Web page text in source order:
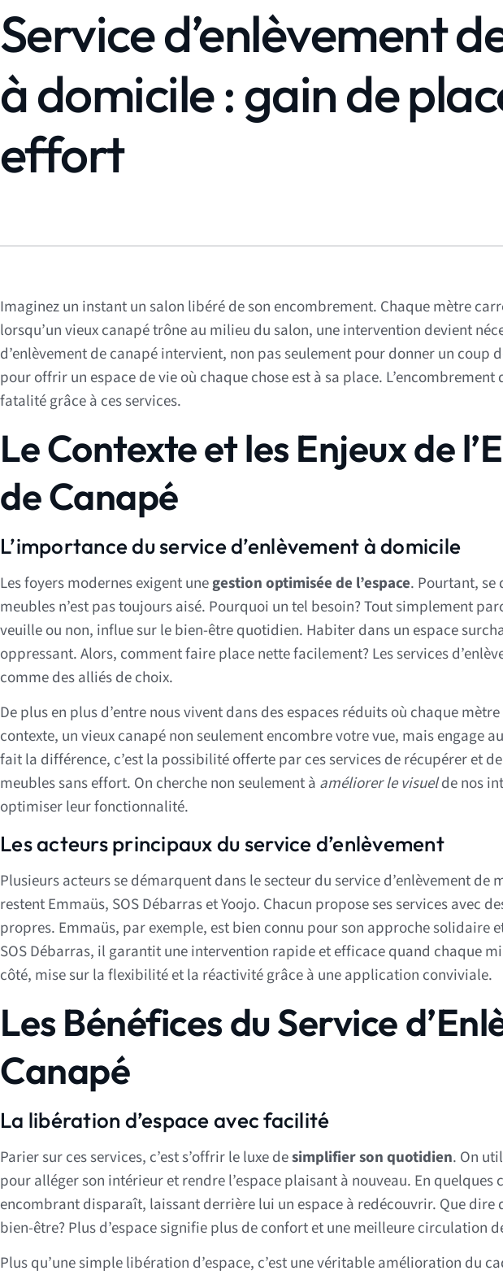
Service d’enlèvement
à domicile : gain de
effort
Imaginez un instant un salon libéré de son encombrement. Chaque mètre
lorsqu’un vieux canapé trône au milieu du salon, une intervention devient
d’enlèvement de canapé intervient, non pas seulement pour donner un coup
pour offrir un espace de vie où chaque chose est à sa place. L’encombrement
fatalité grâce à ces services.
Le Contexte et les Enjeux de
de Canapé
L’importance du service d’enlèvement à domicile
Les foyers modernes exigent une gestion optimisée de l’espace. Pourtant, se
meubles n’est pas toujours aisé. Pourquoi un tel besoin? Tout simplement
veuille ou non, influe sur le bien-être quotidien. Habiter dans un espace
oppressant. Alors, comment faire place nette facilement? Les services
comme des alliés de choix.
De plus en plus d’entre nous vivent dans des espaces réduits où chaque
contexte, un vieux canapé non seulement encombre votre vue, mais engage
fait la différence, c’est la possibilité offerte par ces services de récupérer et
meubles sans effort. On cherche non seulement à améliorer le visuelde nos
optimiser leur fonctionnalité.
Les acteurs principaux du service d’enlèvement
Plusieurs acteurs se démarquent dans le secteur du service d’enlèvement de
restent Emmaüs, SOS Débarras et Yoojo. Chacun propose ses services avec
propres. Emmaüs, par exemple, est bien connu pour son approche solidaire
SOS Débarras, il garantit une intervention rapide et efficace quand chaque
côté, mise sur la flexibilité et la réactivité grâce à une application conviviale.
Les Bénéfices du Service
Canapé
La libération d’espace avec facilité
Parier sur ces services, c’est s’offrir le luxe desimplifier son quotidien. On
pour alléger son intérieur et rendre l’espace plaisant à nouveau. En quelques
encombrant disparaît, laissant derrière lui un espace à redécouvrir. Que dire
bien-être? Plus d’espace signifie plus de confort et une meilleure circulation
Plus qu’une simple libération d’espace, c’est une véritable amélioration du